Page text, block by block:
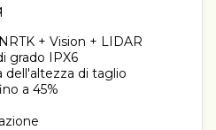
+ Vision + LIDAR
grado IPX6
di taglio
a 45%